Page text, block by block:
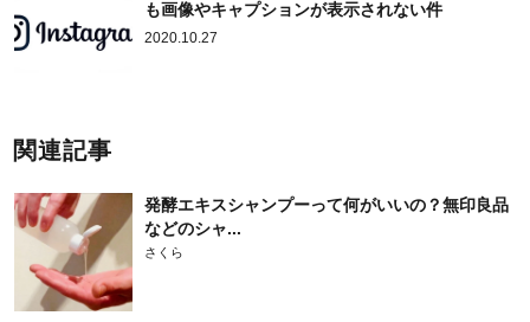
も画像やキャプションが表示されない件
2020.10.27
関連記事
発酵エキスシャンプーって何がいいの？無印良品
などのシャ...
さくら